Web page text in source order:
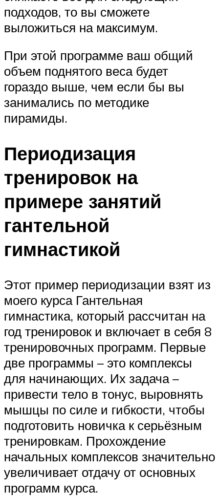
подходов, то вы сможете
выложиться на максимум.
При этой программе ваш общий
объем поднятого веса будет
гораздо выше, чем если бы вы
занимались по методике
пирамиды.
Периодизация
тренировок на
примере занятий
гантельной
гимнастикой
Этот пример периодизации взят из
моего курса Гантельная
гимнастика, который рассчитан на
год тренировок и включает в себя 8
тренировочных программ. Первые
две программы – это комплексы
для начинающих. Их задача –
привести тело в тонус, выровнять
мышцы по силе и гибкости, чтобы
подготовить новичка к серьёзным
тренировкам. Прохождение
начальных комплексов значительно
увеличивает отдачу от основных
программ курса.